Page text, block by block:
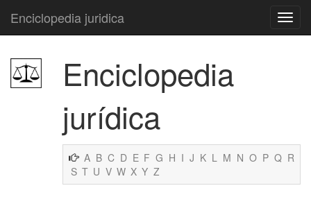
Enciclopedia juridica
Enciclopedia
jurídica
A B C D E F G H I J K L M N O P Q R
S T U V W X Y Z